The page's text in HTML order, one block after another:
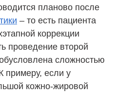
планово после
– то есть пациента
коррекции
проведение второй
сложностью
примеру, если у
кожно-жировой